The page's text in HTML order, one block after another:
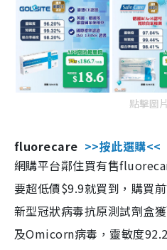
點擊圖
fluorecare >>按此選購<<
網購平台鄰住買有售
要超低價$9.9就買到，購買
新型冠狀病毒抗原測試劑盒
及Omicorn病毒，靈敏度